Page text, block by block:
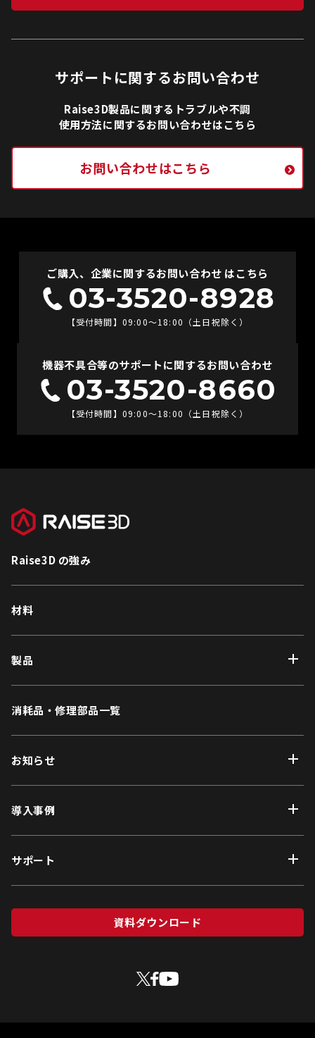
サポートに関するお問い合わせ
Raise3D製品に関するトラブルや不調
使用方法に関するお問い合わせはこちら
お問い合わせはこちら
ご購入、企業に関するお問い合わせ はこちら
03-3520-8928
【受付時間】09:00〜18:00（土日祝除く）
機器不具合等のサポートに関するお問い合わせ
03-3520-8660
【受付時間】09:00〜18:00（土日祝除く）
Raise3D の強み
材料
製品
消耗品・修理部品一覧
お知らせ
導入事例
サポート
資料ダウンロード